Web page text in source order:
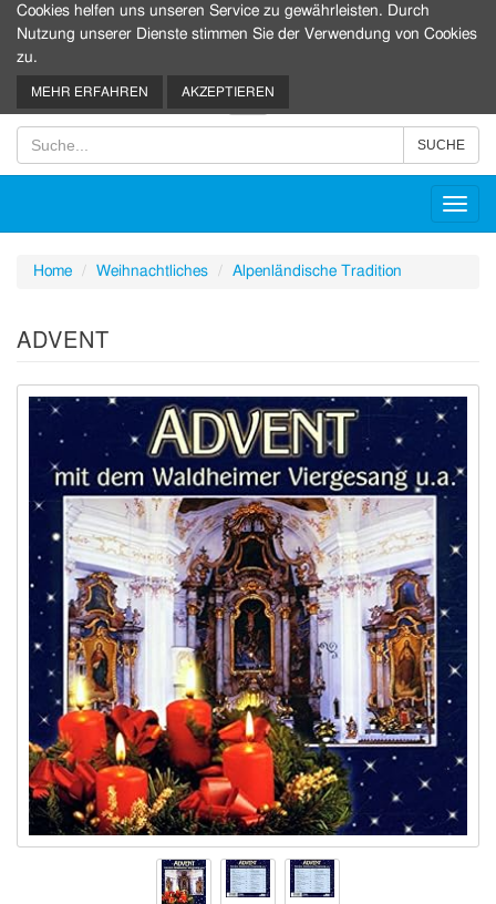
0
Home Weihnachtliches Alpenländische Tradition
ADVENT
Cookies helfen uns unseren Service zu gewährleisten. Durch
Nutzung unserer Dienste stimmen Sie der Verwendung von Cookies
zu.
MEHR ERFAHREN AKZEPTIEREN